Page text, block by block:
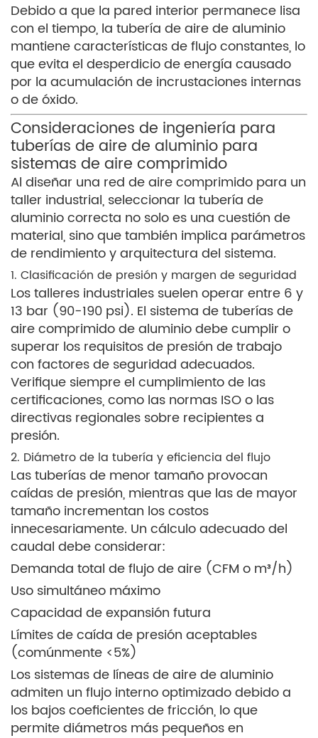
Debido a que la pared interior permanece lisa
con el tiempo, la tubería de aire de aluminio
mantiene características de flujo constantes, lo
que evita el desperdicio de energía causado
por la acumulación de incrustaciones internas
o de óxido.
Consideraciones de ingeniería para
tuberías de aire de aluminio para
sistemas de aire comprimido
Al diseñar una red de aire comprimido para un
taller industrial, seleccionar la tubería de
aluminio correcta no solo es una cuestión de
material, sino que también implica parámetros
de rendimiento y arquitectura del sistema.
1. Clasificación de presión y margen de seguridad
Los talleres industriales suelen operar entre 6 y
13 bar (90-190 psi). El sistema de tuberías de
aire comprimido de aluminio debe cumplir o
superar los requisitos de presión de trabajo
con factores de seguridad adecuados.
Verifique siempre el cumplimiento de las
certificaciones, como las normas ISO o las
directivas regionales sobre recipientes a
presión.
2. Diámetro de la tubería y eficiencia del flujo
Las tuberías de menor tamaño provocan
caídas de presión, mientras que las de mayor
tamaño incrementan los costos
innecesariamente. Un cálculo adecuado del
caudal debe considerar:
Demanda total de flujo de aire (CFM o m³/h)
Uso simultáneo máximo
Capacidad de expansión futura
Límites de caída de presión aceptables
(comúnmente <5%)
Los sistemas de líneas de aire de aluminio
admiten un flujo interno optimizado debido a
los bajos coeficientes de fricción, lo que
permite diámetros más pequeños en